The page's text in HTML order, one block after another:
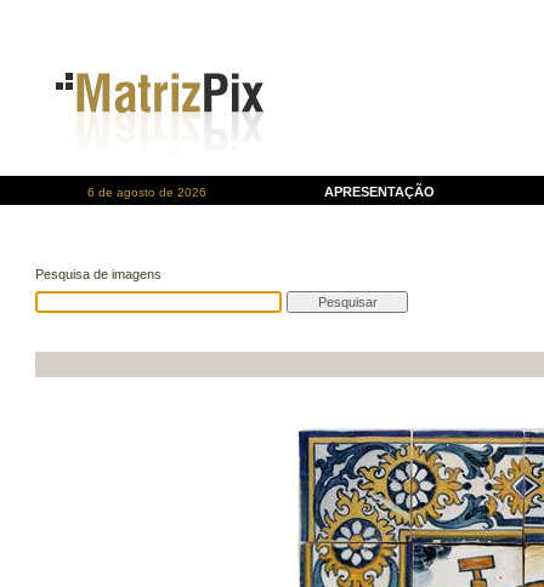
6 de agosto de 2026 APRESENTAÇÃO
Pesquisa de imagens